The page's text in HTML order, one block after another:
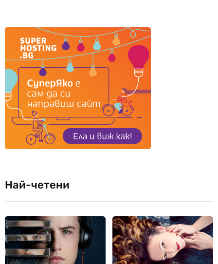
Най-четени